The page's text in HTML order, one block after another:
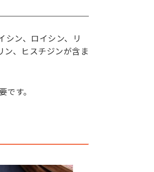
シン、ロイシン、リ
ン、ヒスチジンが含ま
す。